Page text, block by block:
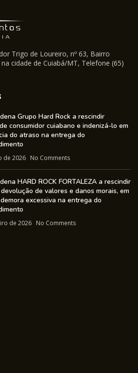
Trigo de Loureiro, nº 63, Bairro
cidade de Cuiabá/MT, Telefone (65)
Grupo Hard Rock a rescindir
consumidor cuiabano e indenizá-lo em
do atraso na entrega do
de 2026 No Comments
HARD ROCK FORTALEZA a rescindir
de valores e danos morais, em
excessiva na entrega do
de 2026 No Comments